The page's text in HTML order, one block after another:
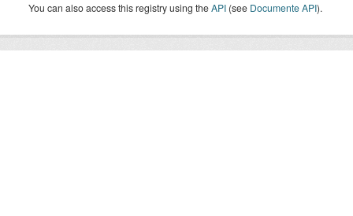
You can also access this registry using theAPI (see Documente API).